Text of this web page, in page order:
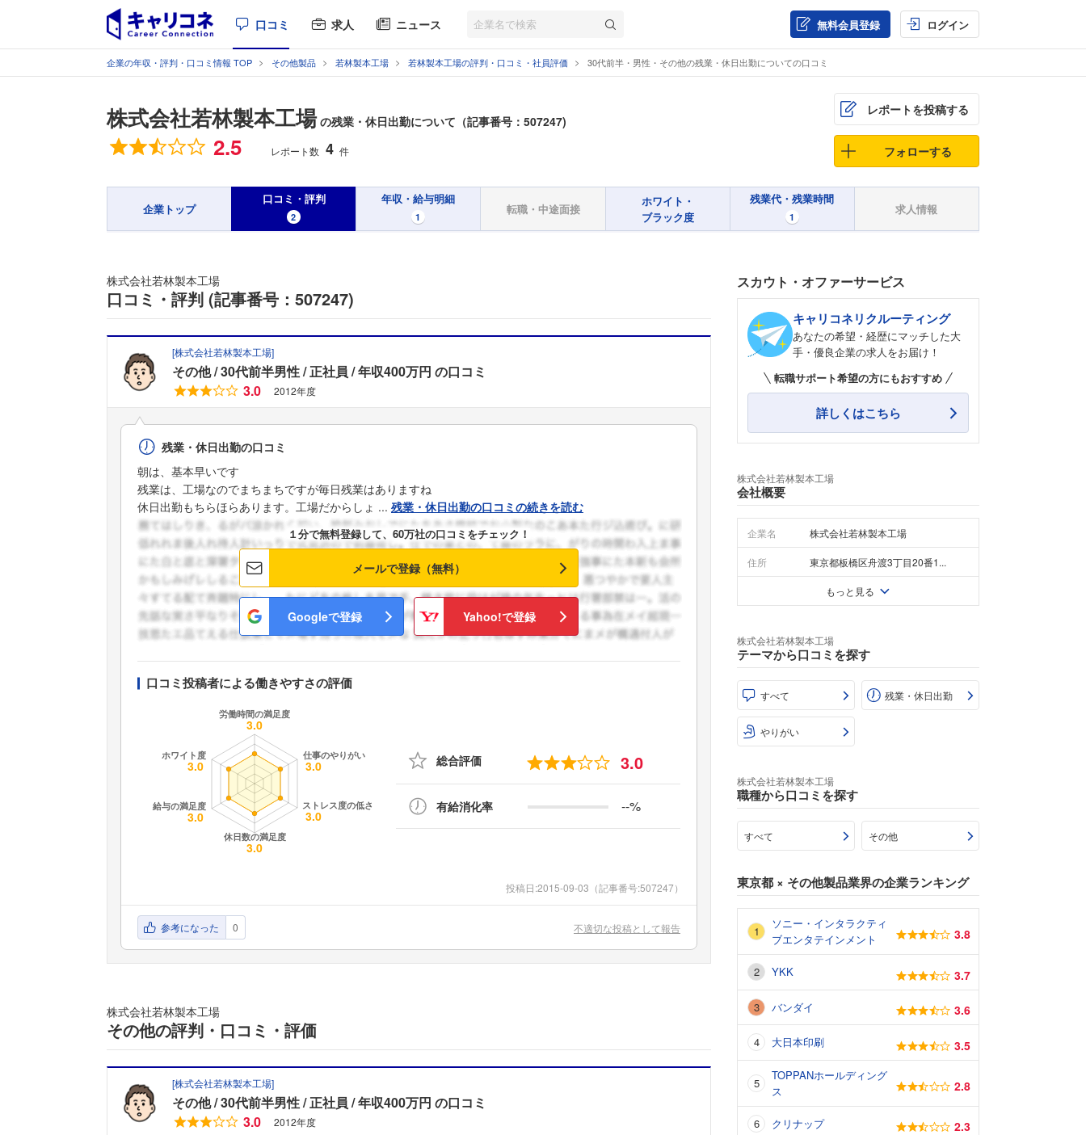
口コミ 求人 ニュース 無料会員登録 ログイン
企業の年収・評判・口コミ情報 TOP その他製品 若林製本工場 若林製本工場の評判・口コミ・社員評価 30代前半・男性・その他の残業・休日出勤についての口コミ
株式会社若林製本工場 の残業・休日出勤について（記事番号：507247)
総合評価
2.5 レポート数 4 件
レポートを投稿する
フォローする
企業トップ
口コミ・評判
2
年収・給与明細
1
転職・中途面接
ホワイト・
ブラック度
残業代・残業時間
1
求人情報
株式会社若林製本工場
口コミ・評判 (記事番号：507247)
[株式会社若林製本工場]
その他 30代前半男性 正社員 年収400万円 の口コミ
3.0
2012年度
残業・休日出勤の口コミ
朝は、基本早いです
残業は、工場なのでまちまちですが毎日残業はありますね
休日出勤もちらほらあります。工場だからしょ ... 残業・休日出勤の口コミの続きを読む
１分で無料登録して、60万社の口コミをチェック！
メールで登録（無料）
Googleで登録 Yahoo!で登録
口コミ投稿者による働きやすさの評価
総合評価 3.0
有給消化率 --%
投稿日:2015-09-03 （記事番号:507247）
参考になった 0 不適切な投稿として報告
株式会社若林製本工場
その他の評判・口コミ・評価
[株式会社若林製本工場]
その他 30代前半男性 正社員 年収400万円 の口コミ
3.0
2012年度
スカウト・オファーサービス
キャリコネリクルーティング
あなたの希望・経歴にマッチした大
手・優良企業の求人をお届け！
転職サポート希望の方にもおすすめ
詳しくはこちら
株式会社若林製本工場
会社概要
企業名 株式会社若林製本工場
住所 東京都板橋区舟渡3丁目20番1...
もっと見る
株式会社若林製本工場
テーマから口コミを探す
すべて 残業・休日出勤
やりがい
株式会社若林製本工場
職種から口コミを探す
すべて その他
東京都 × その他製品業界の企業ランキング
ソニー・インタラクティ
ブエンタテインメント
3.8
YKK 3.7
バンダイ 3.6
大日本印刷 3.5
TOPPANホールディング
ス
2.8
クリナップ 2.3